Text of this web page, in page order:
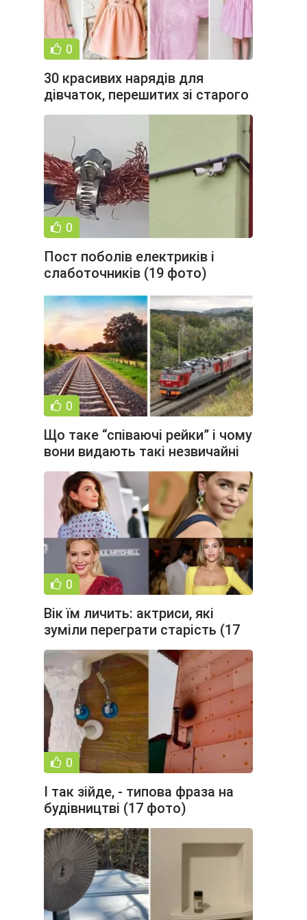
0
30 красивих нарядів для
дівчаток, перешитих зі старого
одягу (31 фото)
0
Пост поболів електриків і
слаботочників (19 фото)
0
Що таке “співаючі рейки” і чому
вони видають такі незвичайні
звуки (3 фото + 2 відео)
0
Вік їм личить: актриси, які
зуміли переграти старість (17
фото)
0
І так зійде, - типова фраза на
будівництві (17 фото)